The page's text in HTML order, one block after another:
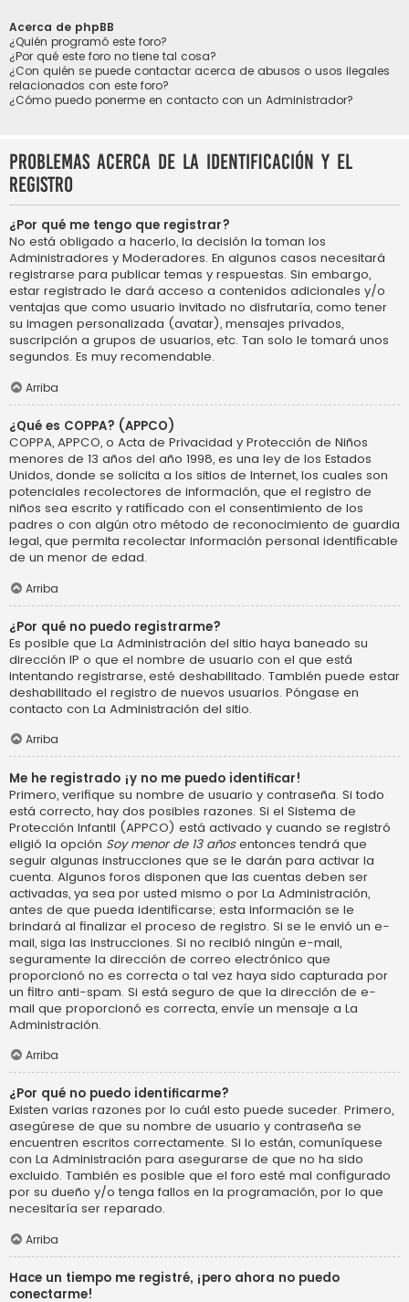
Acerca de phpBB
¿Quién programó este foro?
¿Por qué este foro no tiene tal cosa?
¿Con quién se puede contactar acerca de abusos o usos ilegales
relacionados con este foro?
¿Cómo puedo ponerme en contacto con un Administrador?
Problemas acerca de la identificación y el
registro
¿Por qué me tengo que registrar?
No está obligado a hacerlo, la decisión la toman los
Administradores y Moderadores. En algunos casos necesitará
registrarse para publicar temas y respuestas. Sin embargo,
estar registrado le dará acceso a contenidos adicionales y/o
ventajas que como usuario invitado no disfrutaría, como tener
su imagen personalizada (avatar), mensajes privados,
suscripción a grupos de usuarios, etc. Tan solo le tomará unos
segundos. Es muy recomendable.
Arriba
¿Qué es COPPA? (APPCO)
COPPA, APPCO, o Acta de Privacidad y Protección de Niños
menores de 13 años del año 1998, es una ley de los Estados
Unidos, donde se solicita a los sitios de Internet, los cuales son
potenciales recolectores de información, que el registro de
niños sea escrito y ratificado con el consentimiento de los
padres o con algún otro método de reconocimiento de guardia
legal, que permita recolectar información personal identificable
de un menor de edad.
Arriba
¿Por qué no puedo registrarme?
Es posible que La Administración del sitio haya baneado su
dirección IP o que el nombre de usuario con el que está
intentando registrarse, esté deshabilitado. También puede estar
deshabilitado el registro de nuevos usuarios. Póngase en
contacto con La Administración del sitio.
Arriba
Me he registrado ¡y no me puedo identificar!
Primero, verifique su nombre de usuario y contraseña. Si todo
está correcto, hay dos posibles razones. Si el Sistema de
Protección Infantil (APPCO) está activado y cuando se registró
eligió la opción Soy menor de 13 añosentonces tendrá que
seguir algunas instrucciones que se le darán para activar la
cuenta. Algunos foros disponen que las cuentas deben ser
activadas, ya sea por usted mismo o por La Administración,
antes de que pueda identificarse; esta información se le
brindará al finalizar el proceso de registro. Si se le envió un e-
mail, siga las instrucciones. Si no recibió ningún e-mail,
seguramente la dirección de correo electrónico que
proporcionó no es correcta o tal vez haya sido capturada por
un filtro anti-spam. Si está seguro de que la dirección de e-
mail que proporcionó es correcta, envíe un mensaje a La
Administración.
Arriba
¿Por qué no puedo identificarme?
Existen varias razones por lo cuál esto puede suceder. Primero,
asegúrese de que su nombre de usuario y contraseña se
encuentren escritos correctamente. Si lo están, comuníquese
con La Administración para asegurarse de que no ha sido
excluido. También es posible que el foro esté mal configurado
por su dueño y/o tenga fallos en la programación, por lo que
necesitaría ser reparado.
Arriba
Hace un tiempo me registré, ¡pero ahora no puedo
conectarme!